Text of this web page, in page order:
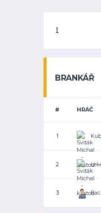
1
BRANKÁŘ
# HRÁČ
1
2
3